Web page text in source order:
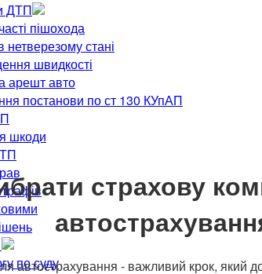
ДТП
пішохода
нетверезому стані
швидкості
арешт авто
постанови по ст 130 КУпАП
шкоди
по суду
страхову
автострахування - важливий крок, який